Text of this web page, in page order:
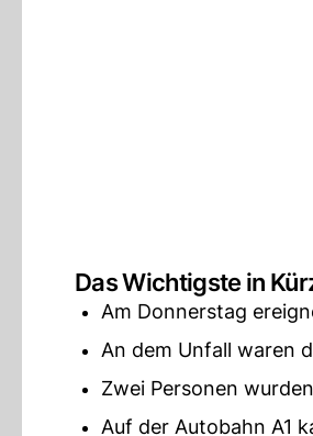
Das Wichtigste in
Am Donnerstag
An dem Unfall waren
Zwei Personen
Auf der Autobahn A1